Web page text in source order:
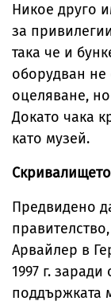
Никое друго
за
така че и
оборудван
оцеляване,
Докато чака
като музей.
Предвидено
Арвайлер в
1997 г.
поддържката